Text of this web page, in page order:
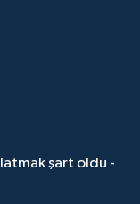
şart oldu -